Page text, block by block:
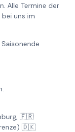
Alle Termine der
uns im
🇫🇷
🇩🇰